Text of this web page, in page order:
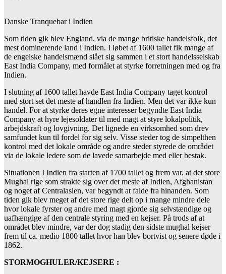
Danske Tranquebar i Indien
Som tiden gik blev England, via de mange britiske handelsfolk, det
mest dominerende land i Indien. I løbet af 1600 tallet fik mange af
de engelske handelsmænd slået sig sammen i et stort handelsselskab
East India Company, med formålet at styrke forretningen med og fra
Indien.
I slutning af 1600 tallet havde East India Company taget kontrol
med stort set det meste af handlen fra Indien. Men det var ikke kun
handel. For at styrke deres egne interesser begyndte East India
Company at hyre lejesoldater til med magt at styre lokalpolitik,
arbejdskraft og lovgivning. Det lignede en virksomhed som drev
samfundet kun til fordel for sig selv. Visse steder tog de simpelthen
kontrol med det lokale område og andre steder styrede de området
via de lokale ledere som de lavede samarbejde med eller bestak.
Situationen I Indien fra starten af 1700 tallet og frem var, at det store
Mughal rige som strakte sig over det meste af Indien, Afghanistan
og noget af Centralasien, var begyndt at falde fra hinanden. Som
tiden gik blev meget af det store rige delt op i mange mindre dele
hvor lokale fyrster og andre med magt gjorde sig selvstændige og
uafhængige af den centrale styring med en kejser. På trods af at
området blev mindre, var der dog stadig den sidste mughal kejser
frem til ca. medio 1800 tallet hvor han blev bortvist og senere døde i
1862.
STORMOGHULER/KEJSERE :